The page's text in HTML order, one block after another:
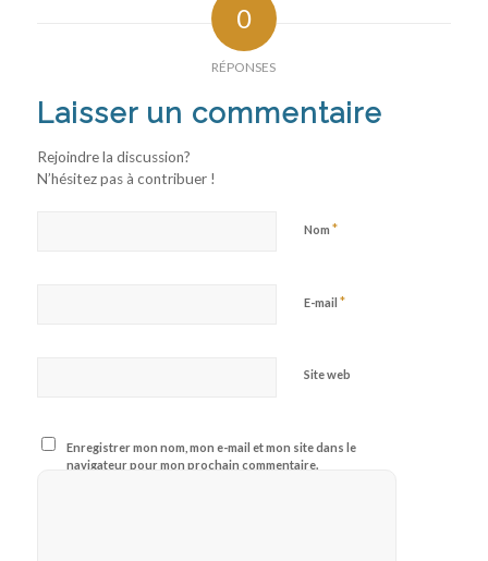
0
RÉPONSES
Laisser un commentaire
Rejoindre la discussion?
N’hésitez pas à contribuer !
Nom *
E-mail *
Site web
Enregistrer mon nom, mon e-mail et mon site dans le
navigateur pour mon prochain commentaire.